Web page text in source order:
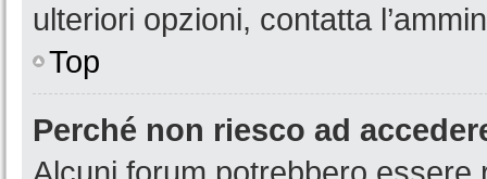
ulteriori opzioni, contatta
Top
Perché non riesco ad